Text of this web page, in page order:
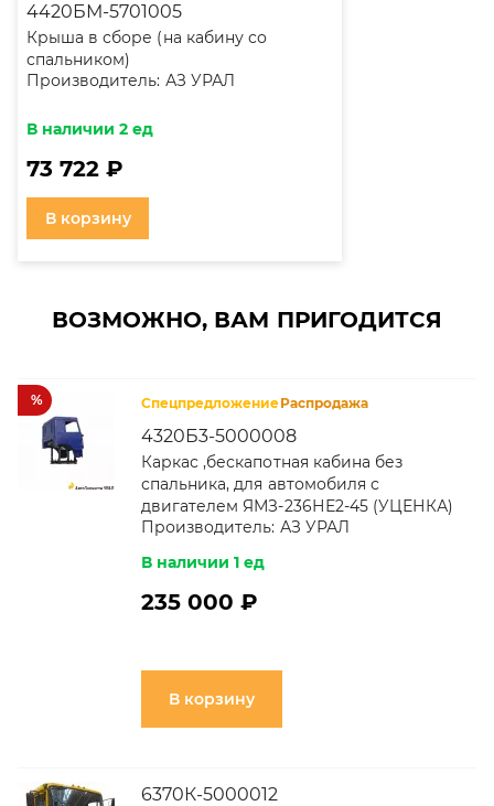
4420БМ-5701005
Крыша в сборе (на кабину со
спальником)
Производитель: АЗ УРАЛ
В наличии 2 ед
73 722 ₽
В корзину
ВОЗМОЖНО, ВАМ ПРИГОДИТСЯ
% СпецпредложениеРаспродажа
4320Б3-5000008
Каркас ,бескапотная кабина без
спальника, для автомобиля с
двигателем ЯМЗ-236НЕ2-45 (УЦЕНКА)
Производитель: АЗ УРАЛ
В наличии 1 ед
235 000 ₽
В корзину
6370К-5000012